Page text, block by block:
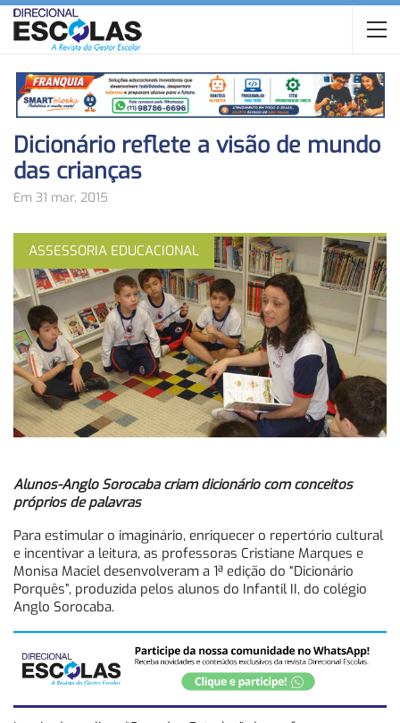
Dicionário reflete a visão de mundo
das crianças
Em 31 mar, 2015
ASSESSORIA EDUCACIONAL
Alunos-Anglo Sorocaba criam dicionário com conceitos
próprios de palavras
Para estimular o imaginário, enriquecer o repertório cultural
e incentivar a leitura, as professoras Cristiane Marques e
Monisa Maciel desenvolveram a 1ª edição do “Dicionário
Porquês”, produzida pelos alunos do Infantil II, do colégio
Anglo Sorocaba.